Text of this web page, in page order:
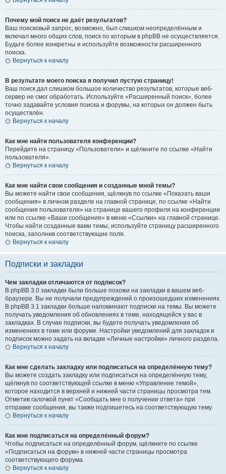
Почему мой поиск не даёт результатов?
Ваш поисковый запрос, возможно, был слишком неопределённым и
включал много общих слов, поиск по которым в phpBB не осуществляется.
Будьте более конкретны и используйте возможности расширенного
поиска.
Вернуться к началу
В результате моего поиска я получил пустую страницу!
Ваш поиск дал слишком большое количество результатов, которые веб-
сервер не смог обработать. Используйте «Расширенный поиск», более
точно задавайте условия поиска и форумы, на которых он должен быть
осуществлён.
Вернуться к началу
Как мне найти пользователя конференции?
Перейдите на страницу «Пользователи» и щёлкните по ссылке «Найти
пользователя».
Вернуться к началу
Как мне найти свои сообщения и созданные мной темы?
Вы можете найти свои сообщения, щёлкнув по ссылке «Показать ваши
сообщения» в личном разделе на главной странице, по ссылке «Найти
сообщения пользователя» на странице вашего профиля на конференции
или по ссылке «Ваши сообщения» в меню «Ссылки» на главной странице.
Чтобы найти созданные вами темы, используйте страницу расширенного
поиска, заполнив соответствующие поля.
Вернуться к началу
Подписки и закладки
Чем закладки отличаются от подписок?
В phpBB 3.0 закладки были больше похожи на закладки в вашем веб-
браузере. Вы не получали предупреждений о произошедших изменениях.
В phpBB 3.1 закладки больше напоминают подписки на темы. Вы можете
получать уведомления об обновлениях в теме, находящейся у вас в
закладках. В случае подписки, вы будете получать уведомления об
изменениях в теме или форуме. Настройки уведомлений для закладок и
подписок можно задать на вкладке «Личные настройки» личного раздела.
Вернуться к началу
Как мне сделать закладку или подписаться на определённую тему?
Вы можете создать закладку или подписаться на определённую тему,
щёлкнув по соответствующей ссылке в меню «Управление темой»,
которое находится в верхней и нижней части страницы просмотра тем.
Отметив галочкой пункт «Сообщать мне о получении ответа» при
отправке сообщения, вы также подпишетесь на соответствующую тему.
Вернуться к началу
Как мне подписаться на определённый форум?
Чтобы подписаться на определённый форум, щёлкните по ссылке
«Подписаться на форум» в нижней части страницы просмотра
соответствующего форума.
Вернуться к началу